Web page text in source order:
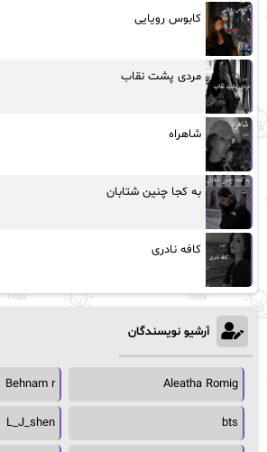
کابوس رویایی
مردی پشت نقاب
شاهراه
به کجا چنین شتابان
کافه نادری
آرشیو نویسندگان
Aleatha Romig
Behnam r
bts
L_J_shen